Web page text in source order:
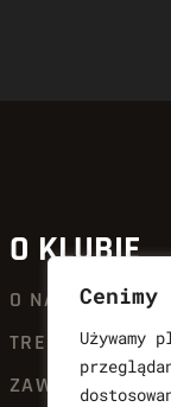
O KLUBIE
O NAS
TRENERZY
ZAWODNICY